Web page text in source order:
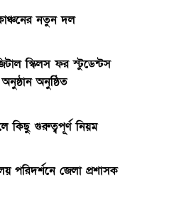
নতুন দল
স্কিলস ফর স্টুডেন্টস
অনুষ্ঠিত
কিছু গুরুত্বপূর্ণ নিয়ম
পরিদর্শনে জেলা প্রশাসক